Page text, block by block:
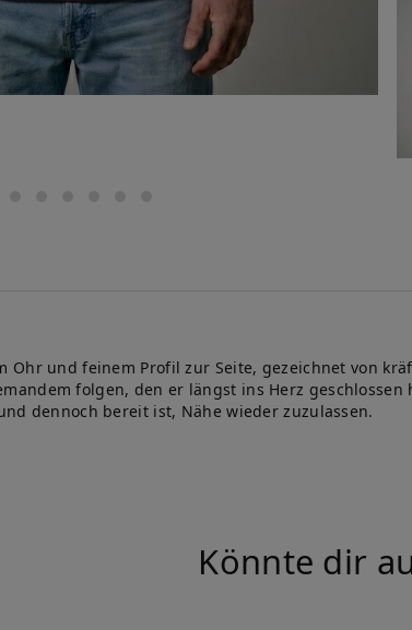
Ohr und feinem Profil zur Seite, gezeichnet von
folgen, den er längst ins Herz
dennoch bereit ist, Nähe wieder zuzulassen.
Könnte dir